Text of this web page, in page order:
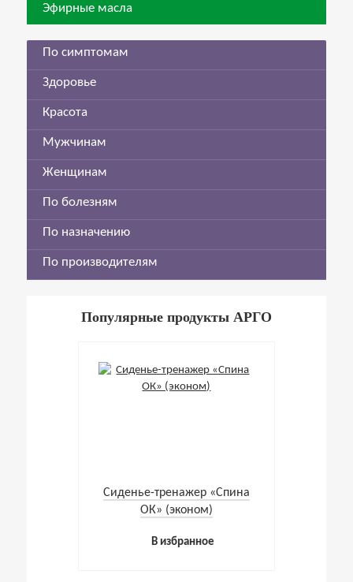
Эфирные масла
По симптомам
Здоровье
Красота
Мужчинам
Женщинам
По болезням
По назначению
По производителям
Популярные продукты АРГО
Cиденье-тренажер «Спина
ОК» (эконом)
В избранное